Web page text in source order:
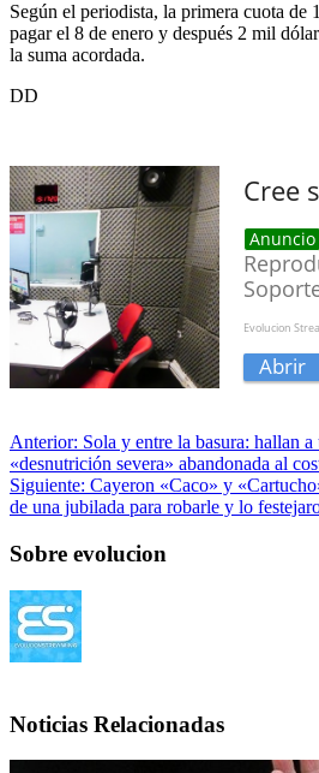
Según el periodista, la primera cuota de
pagar el 8 de enero y después 2 mil
la suma acordada.
DD
Anterior: Sola y entre la basura: hallan
«desnutrición severa» abandonada al
Siguiente: Cayeron «Caco» y
de una jubilada para robarle y lo
Sobre evolucion
Noticias Relacionadas